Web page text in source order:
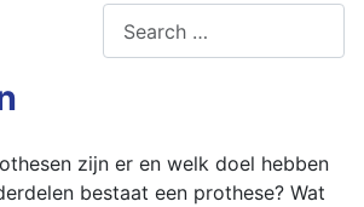
zijn er en welk doel hebben
bestaat een prothese? Wat